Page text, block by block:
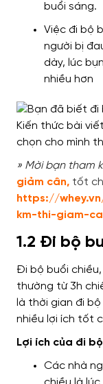
buổi sáng.
Việc đi bộ
người bị
dày, lúc
nhiều hơn
» Mời bạn tham
giảm cân, tốt
https://
km-thi-giam-
1.2 Đi bộ
Đi bộ buổi chiều,
thường từ 3h
là thời gian đi
nhiều lợi ích tốt
Lợi ích của đi
Các nhà